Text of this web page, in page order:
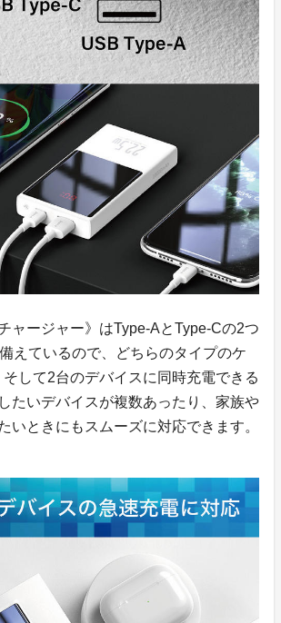
ャージャー》はType-AとType-Cの2つ
えているので、どちらのタイプのケ
して2台のデバイスに同時充電できる
たいデバイスが複数あったり、家族や
いときにもスムーズに対応できます。